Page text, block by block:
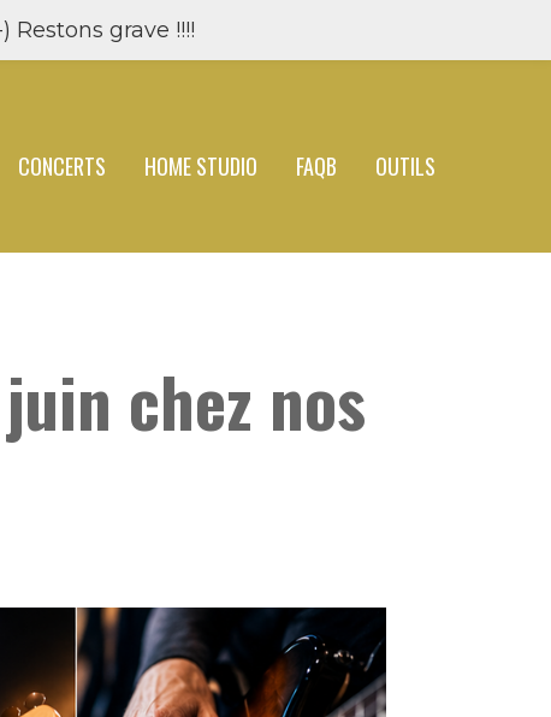
Restons grave !!!!
CONCERTS HOME STUDIO FAQB
OUTILS
chez nos